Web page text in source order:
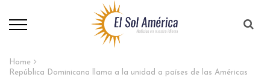
Home
República Dominicana llama a la unidad a países de las Américas